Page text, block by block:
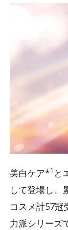
美白ケア*1 と
して登場し、
コスメ計57冠
力派シリーズ